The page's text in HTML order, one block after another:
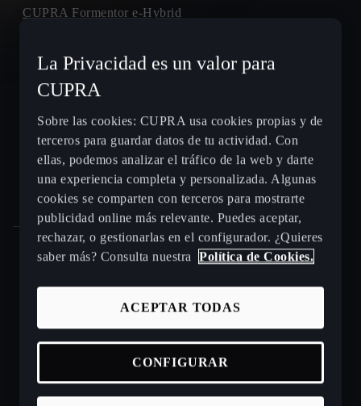
CUPRA Formentor e-Hybrid
CUPRA León e-HYBRID
CUPRA Ateca - SUV compacto
Gama CUPRA e-HYBRID - coches híbridos enchufables
Puntos de venta y talleres CUPRA cerca de ti
Beneficios CUPRA Approved
Coches de ocasión en stock
Ofertas de coches nuevos CUPRA
La Privacidad es un valor para
CUPRA
Sobre las cookies: CUPRA usa cookies propias y de
terceros para guardar datos de tu actividad. Con
ellas, podemos analizar el tráfico de la web y darte
una experiencia completa y personalizada. Algunas
cookies se comparten con terceros para mostrarte
publicidad online más relevante. Puedes aceptar,
rechazar, o gestionarlas en el configurador. ¿Quieres
saber más? Consulta nuestra
Política de Cookies.
ACEPTAR TODAS
CONFIGURAR